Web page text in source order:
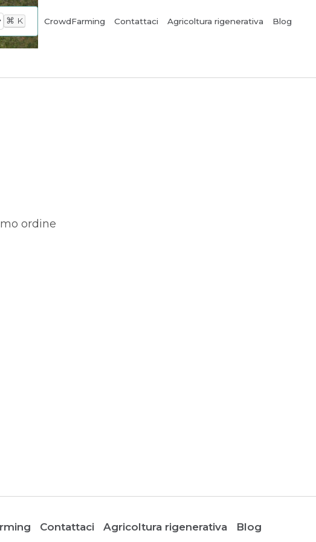
⌘ K CrowdFarming Contattaci Agricoltura rigenerativa Blog
ordine
Contattaci Agricoltura rigenerativa Blog